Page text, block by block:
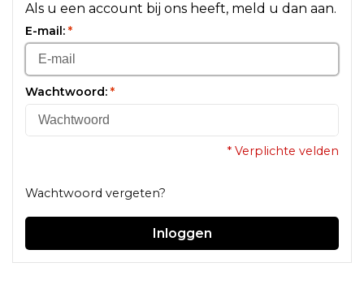
Als u een account bij ons heeft, meld u dan aan.
E-mail: *
Wachtwoord: *
* Verplichte velden
Wachtwoord vergeten?
Inloggen